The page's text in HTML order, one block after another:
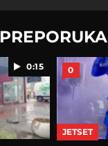
PREPORUKA
0:15 0
JETSET